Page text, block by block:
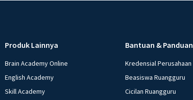
Produk Lainnya
Brain Academy Online
English Academy
Skill Academy
Bantuan & Panduan
Kredensial Perusahaan
Beasiswa Ruangguru
Cicilan Ruangguru